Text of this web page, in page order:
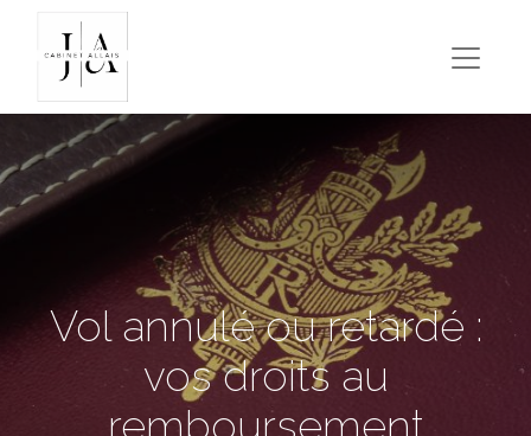
Vol annulé ou retardé :
vos droits au
remboursement